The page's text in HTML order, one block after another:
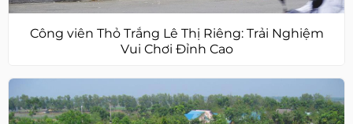
Công viên Thỏ Trắng Lê Thị Riêng: Trải Nghiệm
Vui Chơi Đỉnh Cao